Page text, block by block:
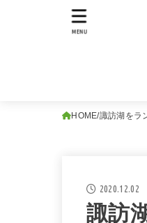
MENU
HOME 諏訪湖をラ
2020.12.02
諏訪